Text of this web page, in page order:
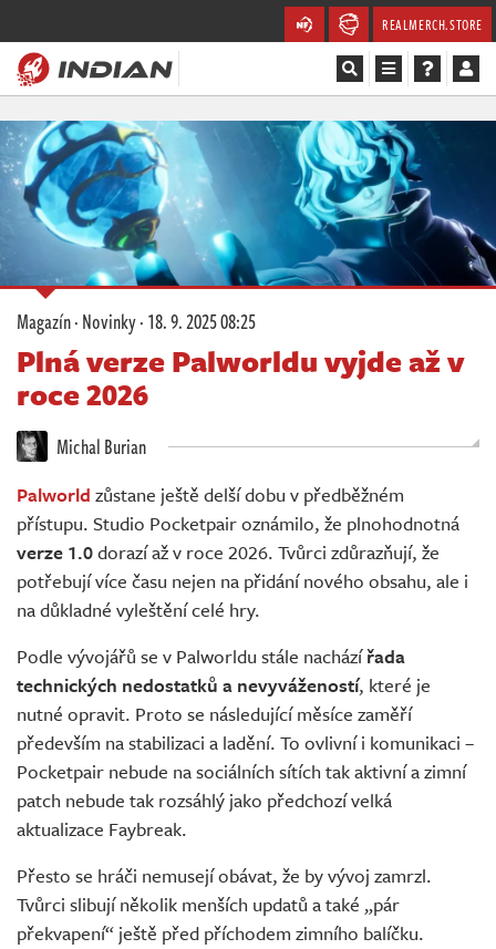
REALMERCH.STORE
Magazín
Recenze
Videa
Soutěže
Databáze
Komunita
Redakce
Živě
Magazín·Novinky·18. 9. 2025 08:25
Plná verze Palworldu vyjde až v
roce 2026
Michal Burian
Palworld zůstane ještě delší dobu v předběžném
přístupu. Studio Pocketpair oznámilo, že plnohodnotná
verze 1.0dorazí až v roce 2026. Tvůrci zdůrazňují, že
potřebují více času nejen na přidání nového obsahu, ale i
na důkladné vyleštění celé hry.
Podle vývojářů se v Palworldu stále nacházířada
technických nedostatků a nevyvážeností, které je
nutné opravit. Proto se následující měsíce zaměří
především na stabilizaci a ladění. To ovlivní i komunikaci –
Pocketpair nebude na sociálních sítích tak aktivní a zimní
patch nebude tak rozsáhlý jako předchozí velká
aktualizace Faybreak.
Přesto se hráči nemusejí obávat, že by vývoj zamrzl.
Tvůrci slibují několik menších updatů a také „pár
překvapení“ ještě před příchodem zimního balíčku.